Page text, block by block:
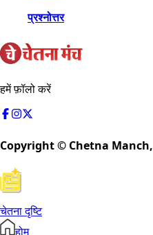
प्रश्नोत्तर
हमें फ़ॉलो करें
Copyright © Chetna Manch,
चेतना दृष्टि
होम